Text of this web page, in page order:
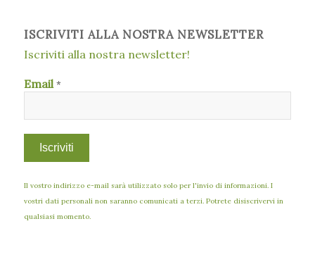
ISCRIVITI ALLA NOSTRA NEWSLETTER
Iscriviti alla nostra newsletter!
Email*
Il vostro indirizzo e-mail sarà utilizzato solo per l'invio di informazioni. I
vostri dati personali non saranno comunicati a terzi. Potrete disiscrivervi in
qualsiasi momento.